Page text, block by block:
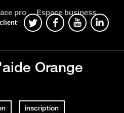
pro Espace business
Orange
inscription